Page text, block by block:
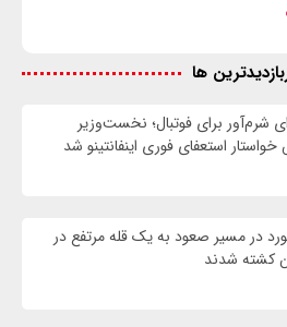
ها
شرم‌آور برای فوتبال؛ نخست‌وزیر
خواستار استعفای فوری اینفانتینو شد
در مسیر صعود به یک قله مرتفع در
کشته شدند